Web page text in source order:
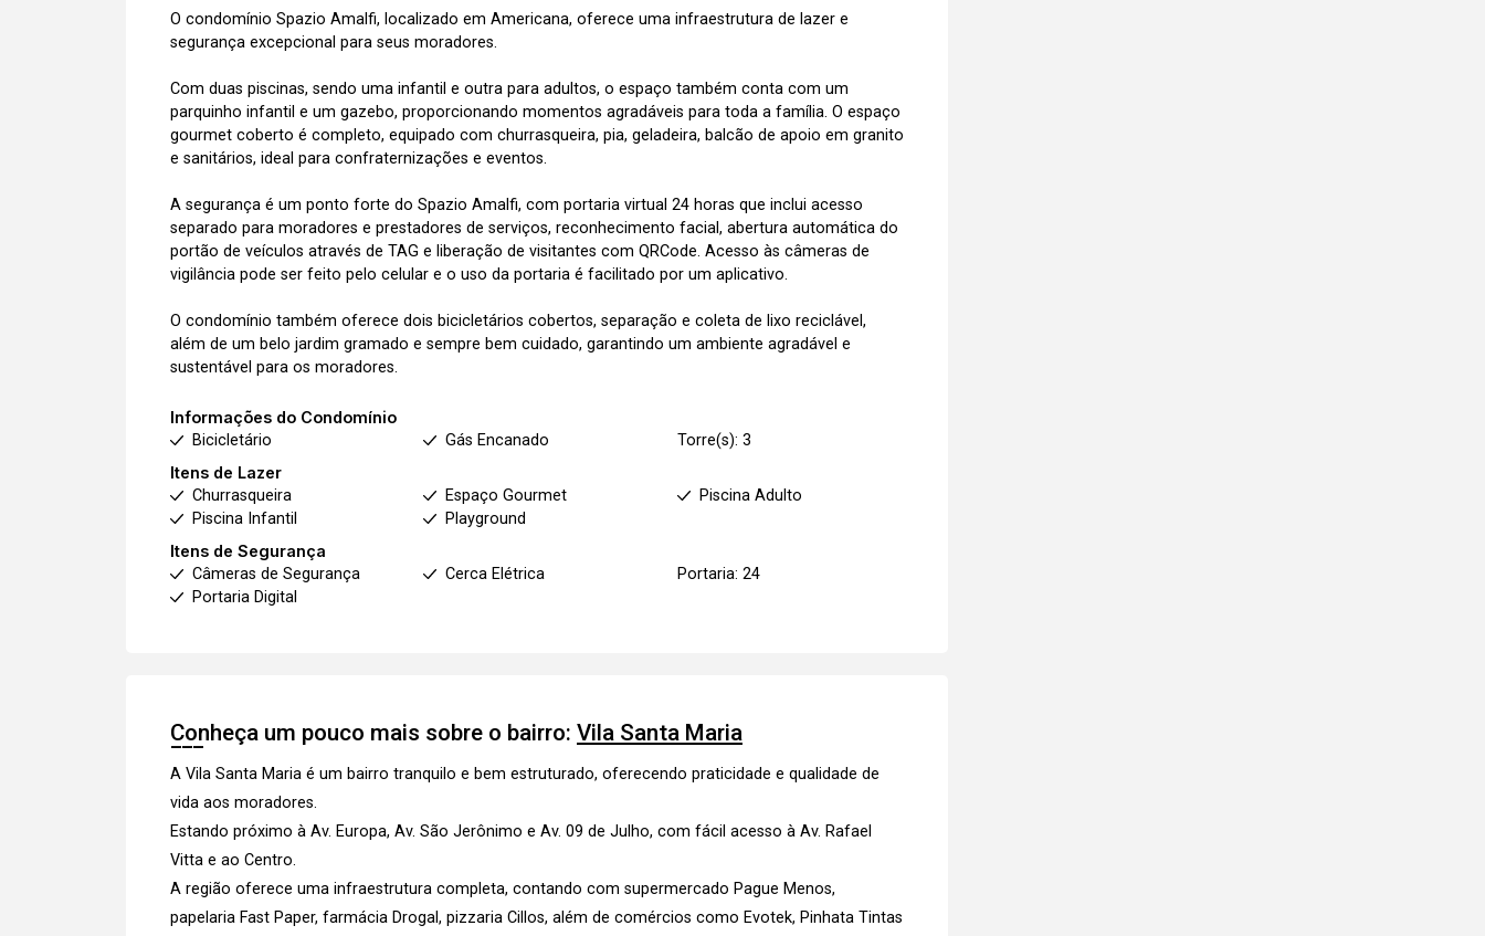
O condomínio Spazio Amalfi, localizado em Americana, oferece uma infraestrutura de lazer e
segurança excepcional para seus moradores.
Com duas piscinas, sendo uma infantil e outra para adultos, o espaço também conta com um
parquinho infantil e um gazebo, proporcionando momentos agradáveis para toda a família. O espaço
gourmet coberto é completo, equipado com churrasqueira, pia, geladeira, balcão de apoio em granito
e sanitários, ideal para confraternizações e eventos.
A segurança é um ponto forte do Spazio Amalfi, com portaria virtual 24 horas que inclui acesso
separado para moradores e prestadores de serviços, reconhecimento facial, abertura automática do
portão de veículos através de TAG e liberação de visitantes com QRCode. Acesso às câmeras de
vigilância pode ser feito pelo celular e o uso da portaria é facilitado por um aplicativo.
O condomínio também oferece dois bicicletários cobertos, separação e coleta de lixo reciclável,
além de um belo jardim gramado e sempre bem cuidado, garantindo um ambiente agradável e
sustentável para os moradores.
Informações do Condomínio
Bicicletário
Gás Encanado
Torre(s): 3
Itens de Lazer
Churrasqueira
Espaço Gourmet
Piscina Adulto
Piscina Infantil
Playground
Itens de Segurança
Câmeras de Segurança
Cerca Elétrica
Portaria: 24
Portaria Digital
Conheça um pouco mais sobre o bairro: Vila Santa Maria
A Vila Santa Maria é um bairro tranquilo e bem estruturado, oferecendo praticidade e qualidade de
vida aos moradores.
Estando próximo à Av. Europa, Av. São Jerônimo e Av. 09 de Julho, com fácil acesso à Av. Rafael
Vitta e ao Centro.
A região oferece uma infraestrutura completa, contando com supermercado Pague Menos,
papelaria Fast Paper, farmácia Drogal, pizzaria Cillos, além de comércios como Evotek, Pinhata Tintas